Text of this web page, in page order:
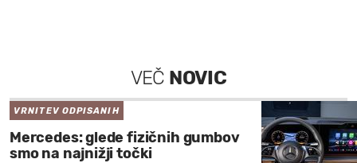
VEČ NOVIC
VRNITEV ODPISANIH
Mercedes: glede fizičnih gumbov
smo na najnižji točki